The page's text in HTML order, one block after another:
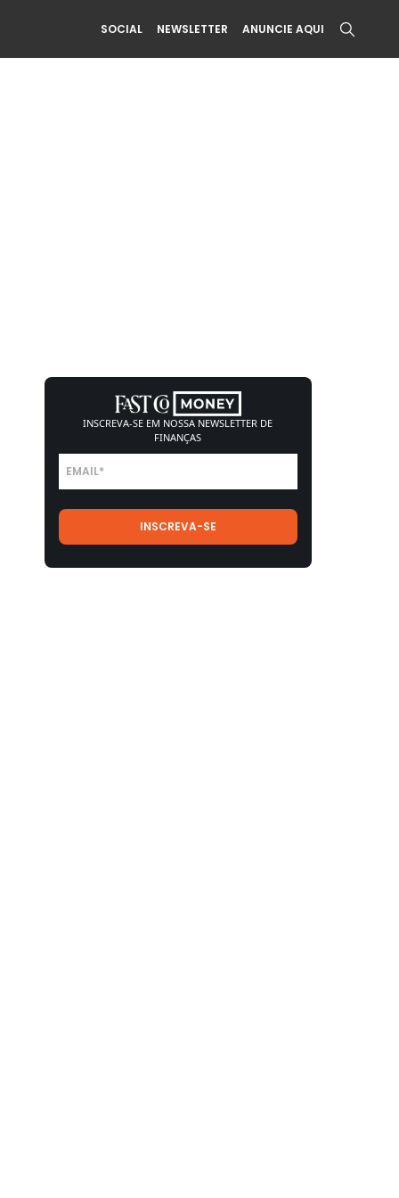
SOCIAL NEWSLETTER ANUNCIE AQUI
INSCREVA-SE EM NOSSA NEWSLETTER DE
FINANÇAS